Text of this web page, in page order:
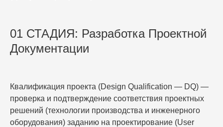
01 СТАДИЯ: Разработка Проектной
Документации
Квалификация проекта (Design Qualification — DQ) —
проверка и подтверждение соответствия проектных
решений (технологии производства и инженерного
оборудования) заданию на проектирование (User